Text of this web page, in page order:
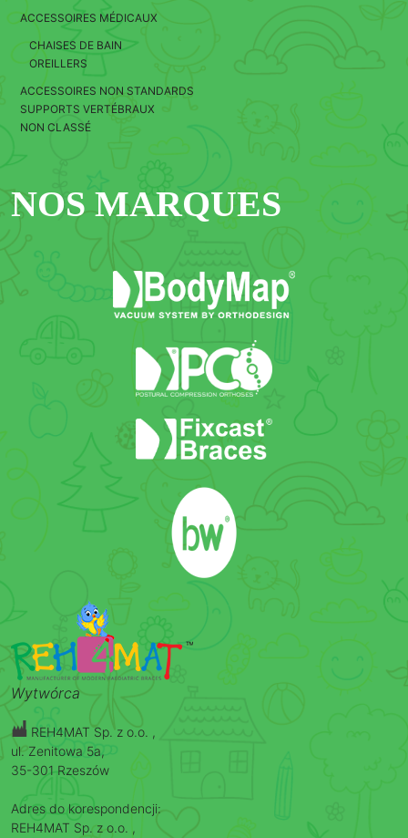
ACCESSOIRES MÉDICAUX
CHAISES DE BAIN
OREILLERS
ACCESSOIRES NON STANDARDS
SUPPORTS VERTÉBRAUX
NON CLASSÉ
NOS MARQUES
Wytwórca
REH4MAT Sp. z o.o. ,
ul. Zenitowa 5a,
35-301 Rzeszów
Adres do korespondencji:
REH4MAT Sp. z o.o. ,